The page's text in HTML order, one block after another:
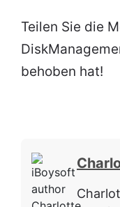
Teilen Sie die
behoben hat!